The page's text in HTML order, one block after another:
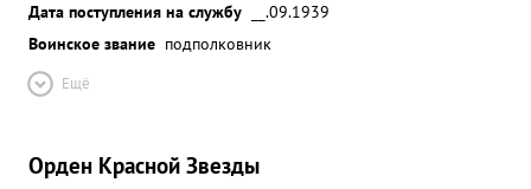
Дата поступления на службу
__.09.1939
Воинское звание подполковник
Ещё
Орден Красной Звезды